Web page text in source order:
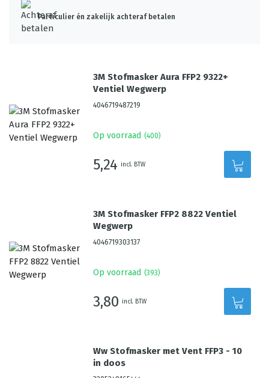
Particulier én zakelijk achteraf betalen
3M Stofmasker Aura FFP2 9322+
Ventiel Wegwerp
4046719487219
Op voorraad (400)
5,24 incl. BTW
3M Stofmasker FFP2 8822 Ventiel
Wegwerp
4046719303137
Op voorraad (393)
3,80 incl. BTW
Ww Stofmasker met Vent FFP3 - 10
in doos